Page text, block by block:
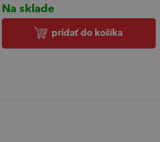
Na sklade
pridať do košíka